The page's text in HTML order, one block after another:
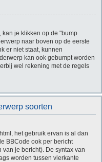
je klikken op de "bump
naar boven op de eerste
er niet staat, kunnen
kan ook gebumpt worden
wel rekening met de regels
soorten
het gebruik ervan is al dan
BBCode ook per bericht
je bericht). De syntax van
worden tussen vierkante